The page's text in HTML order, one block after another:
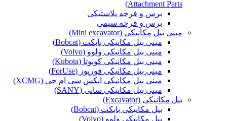
Attachment Parts)
برس و فرچه پلاستیکی
برس و فرچه سیمی
مینی بیل مکانیکی (Mini excavator)
مینی بیل مکانیکی بابکت (Bobcat)
مینی بیل مکانیکی ولوو (Volvo)
مینی بیل مکانیکی کوبوتا (Kubota)
مینی بیل مکانیکی فوریوز (ForUse)
مینی بیل مکانیکی ایکس سی ام جی (XCMG)
مینی بیل مکانیکی سانی (SANY)
بیل مکانیکی (Excavator)
بیل مکانیکی بابکت (Bobcat)
بیل مکانیکی ولوو (Volvo)